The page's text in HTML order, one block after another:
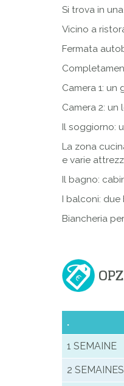
Si trova in
Vicino a
Fermata
Camera 1:
Camera 2:
Il soggiorno:
La zona
e varie
Il bagno:
I balconi:
Biancheria
.
1 SEMAINE
2 SEMAINES